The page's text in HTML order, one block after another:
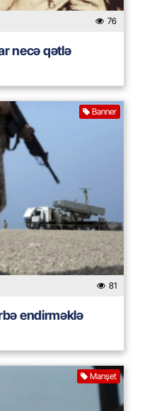
76
necə qətlə
Banner
81
endirməklə
Manşet